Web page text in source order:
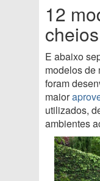
12
E abaixo
modelos de
foram
maior
utilizados,
ambientes